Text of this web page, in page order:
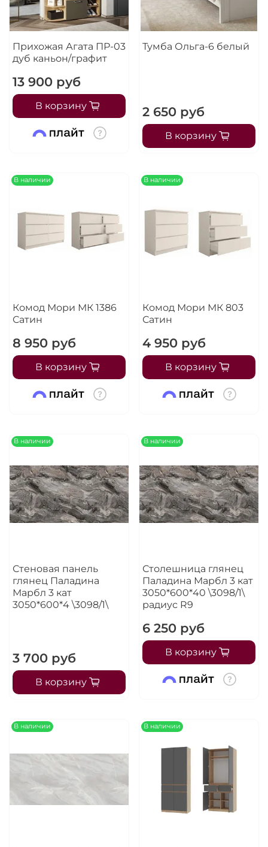
Прихожая Агата ПР-03
дуб каньон/графит
13 900 руб
В корзину
Тумба Ольга-6 белый
2 650 руб
В корзину
В наличии
Комод Мори МК 1386
Сатин
8 950 руб
В корзину
В наличии
Комод Мори МК 803
Сатин
4 950 руб
В корзину
В наличии
Стеновая панель
глянец Паладина
Марбл 3 кат
3050*600*4 \3098/1\
3 700 руб
В корзину
В наличии
Столешница глянец
Паладина Марбл 3 кат
3050*600*40 \3098/1\
радиус R9
6 250 руб
В корзину
В наличии В наличии